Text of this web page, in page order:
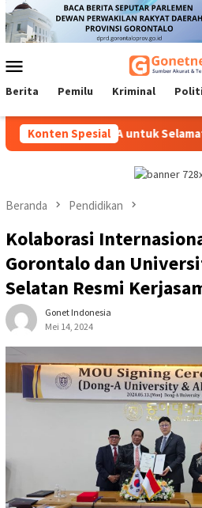
Loncat
ke
konten
Mobile
Berita Pemilu Kriminal
Konten Spesial
SIAGA untuk Selamatkan Ibu
Beranda Pendidikan
Kolaborasi
Gorontalo dan
Selatan Resmi
Gonet Indonesia
Mei 14, 2024